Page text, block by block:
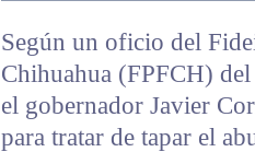
Según un oficio del
Chihuahua (FPFCH)
el gobernador Javier
para tratar de tapar el